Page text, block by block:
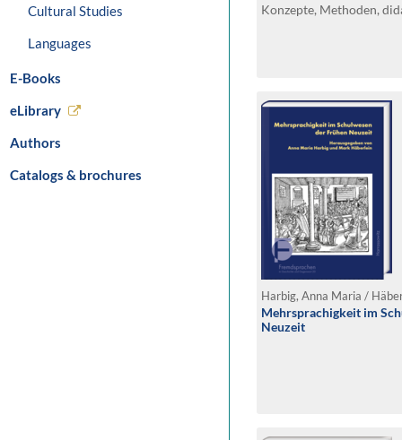
Cultural Studies
Languages
E-Books
eLibrary
Authors
Catalogs & brochures
Konzepte, Methoden,
Harbig, Anna Maria /
Mehrsprachigkeit im
Neuzeit